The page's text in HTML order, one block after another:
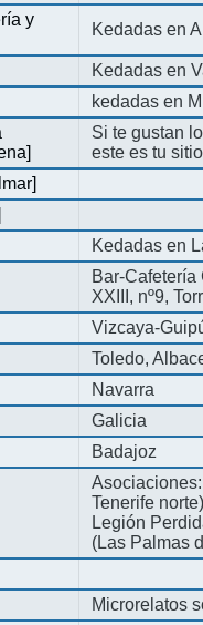
y
Kedadas en
Kedadas en
kedadas en
Si te gustan
este es tu
Kedadas en
Bar-
XXIII, nº9,
Vizcaya-
Toledo,
Navarra
Galicia
Badajoz
Tenerife
Legión
(Las Palmas
Microrelatos